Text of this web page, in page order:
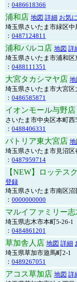
： 0486618366
浦和店 地図 詳細 お気
埼玉県さいたま市緑区中
： 0487124811
浦和パルコ店 地図 詳
埼玉県さいたま市浦和
： 0488111351
大宮タカシマヤ店 地
埼玉県さいたま市大宮
： 0486585871
イオンモール与野店
さいたま市中央区本町
： 0488406331
パトリア東大宮店 地
埼玉県さいたま市見沼
： 0487959714
【NEW】ロッテス
登録
埼玉県さいたま市南区
： 0000000000
マルイファミリー
埼玉県志木市本町5-26-
： 0484861201
草加舎人店 地図 詳細
埼玉県草加市遊馬町2-1
： 0489267051
アコス草加店 地図 詳